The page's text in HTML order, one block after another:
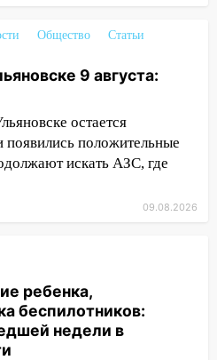
в Ульяновской
непогоды в
фестиваль «Наше
район первым в
намолотил более
подали более 10
с улиц Ульяновска
деревья и
Общество
Статьи
9 августа:
остается
положительные
искать АЗС, где
09.08.2026
ребенка,
беспилотников:
недели в